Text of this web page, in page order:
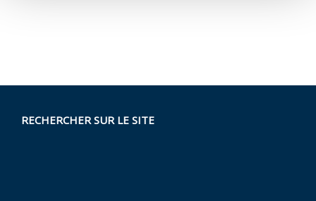
RECHERCHER SUR LE SITE